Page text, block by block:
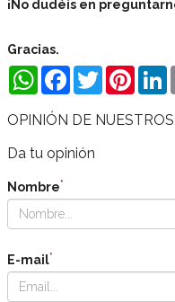
¡No dudéis en
Gracias.
WhatsAppFacebookTwitter
OPINIÓN DE
Da tu opinión
Nombre*
E-mail*